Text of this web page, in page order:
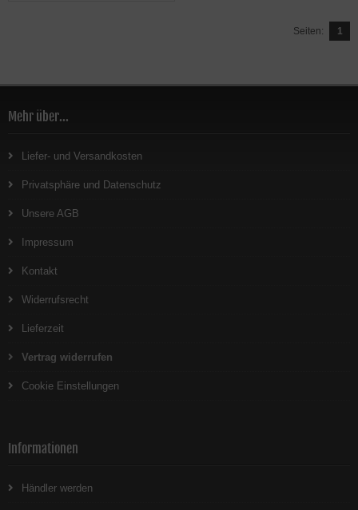
Seiten: 1
Mehr über...
Liefer- und Versandkosten
Privatsphäre und Datenschutz
Unsere AGB
Impressum
Kontakt
Widerrufsrecht
Lieferzeit
Vertrag widerrufen
Cookie Einstellungen
Informationen
Händler werden